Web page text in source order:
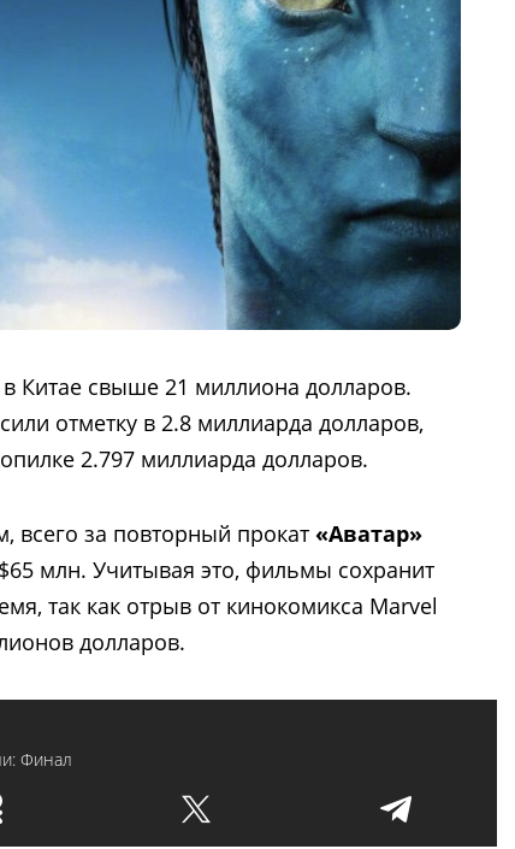
в Китае свыше 21 миллиона долларов.
отметку в 2.8 миллиарда долларов,
2.797 миллиарда долларов.
всего за повторный прокат «Аватар»
млн. Учитывая это, фильмы сохранит
так как отрыв от кинокомикса Marvel
долларов.
Финал